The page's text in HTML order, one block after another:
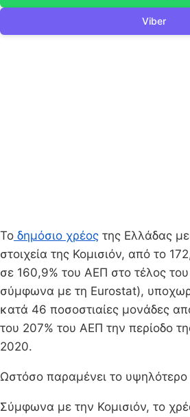
Viber
Το δημόσιο χρέος της Ελλάδας
στοιχεία της Κομισιόν, από το
σε 160,9% του ΑΕΠ στο τέλος
σύμφωνα με τη Eurostat),
κατά 46 ποσοστιαίες μονάδες
του 207% του ΑΕΠ την περίοδο
2020.
Ωστόσο παραμένει το υψηλότερο
Σύμφωνα με την Κομισιόν, το